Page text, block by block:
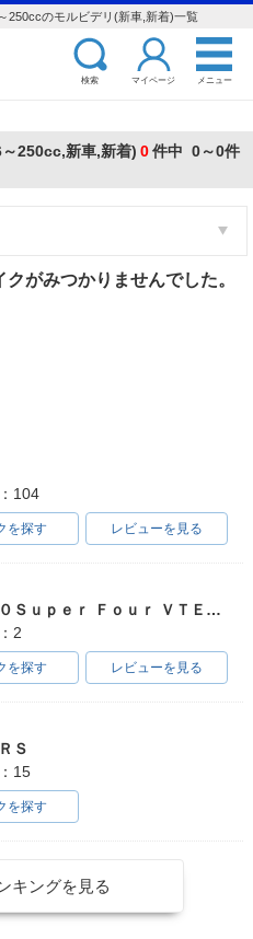
250ccのモルビデリ(新車,新着)一覧
検索 マイページ メニュー
250cc,新車,新着) 0件中 0～0件
がみつかりませんでした。
104
を探す レビューを見る
ＣＢ４００Ｓｕｐｅｒ Ｆｏｕｒ ＶＴＥＣ ＳＰＥＣ３
2
を探す レビューを見る
Ｓ
15
を探す
キングを見る